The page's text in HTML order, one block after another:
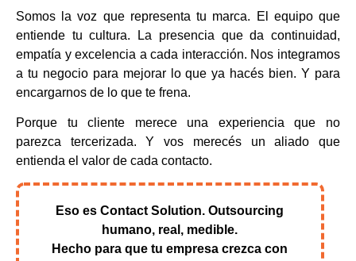
Somos la voz que representa tu marca. El equipo que
entiende tu cultura. La presencia que da continuidad,
empatía y excelencia a cada interacción. Nos integramos
a tu negocio para mejorar lo que ya hacés bien. Y para
encargarnos de lo que te frena.
Porque tu cliente merece una experiencia que no
parezca tercerizada. Y vos merecés un aliado que
entienda el valor de cada contacto.
Eso es Contact Solution. Outsourcing
humano, real, medible.
Hecho para que tu empresa crezca con